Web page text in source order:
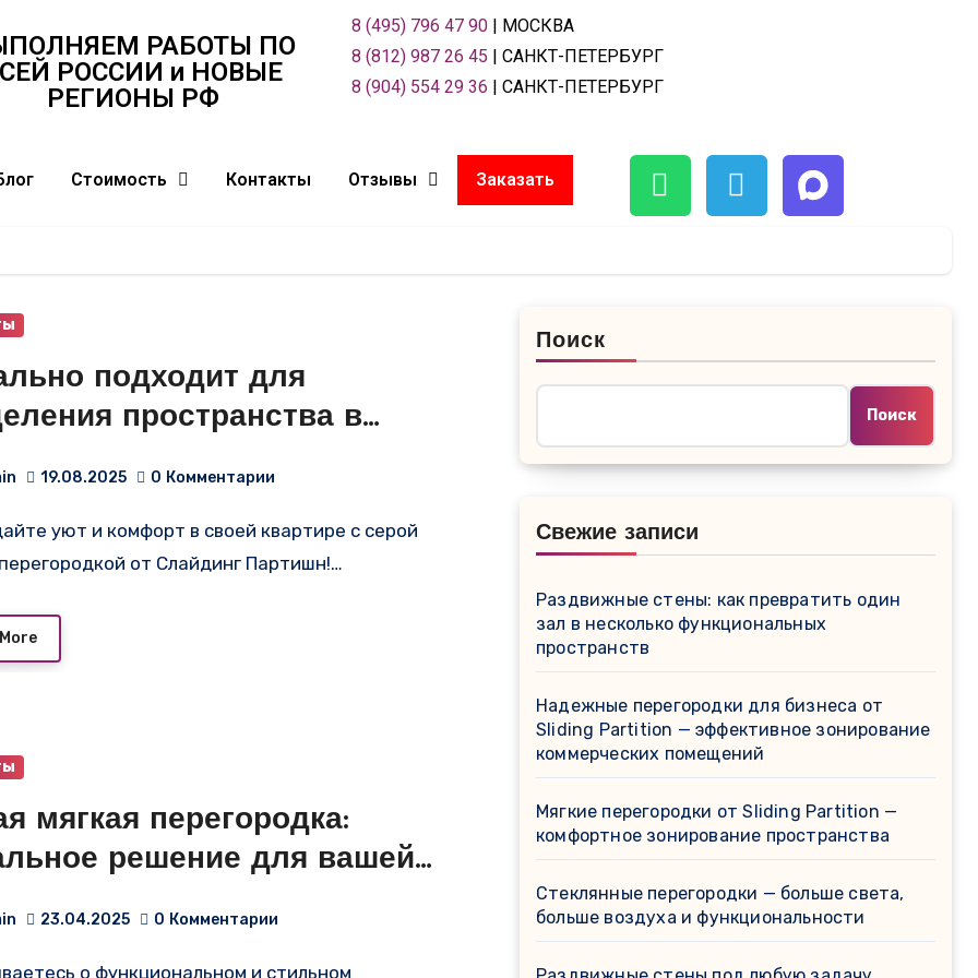
РАБОТЫ ПО
РОСCИИ и НОВЫЕ
РЕГИОНЫ РФ
8 (495) 796 47 90| МОСКВА
8 (812) 987 26 45 | САНКТ-ПЕТЕРБУРГ
8 (904) 554 29 36 | САНКТ-ПЕТЕРБУРГ
Стоимость Контакты Отзывы Заказать
подходит для
пространства в
студии, наша мягкая
не только выполнит
зонирования
19.08.2025 0 Комментарии
уют и комфорт в своей квартире с серой
от Слайдинг Партишн!…
мягкая перегородка:
решение для вашей
студии
23.04.2025 0 Комментарии
Поиск
Поиск
Свежие записи
Раздвижные стены: как превратить один
зал в несколько функциональных
пространств
Надежные перегородки для бизнеса от
Sliding Partition — эффективное зонирование
коммерческих помещений
Мягкие перегородки от Sliding Partition —
комфортное зонирование пространства
Стеклянные перегородки — больше света,
больше воздуха и функциональности